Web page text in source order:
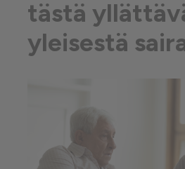
tästä
yleisestä